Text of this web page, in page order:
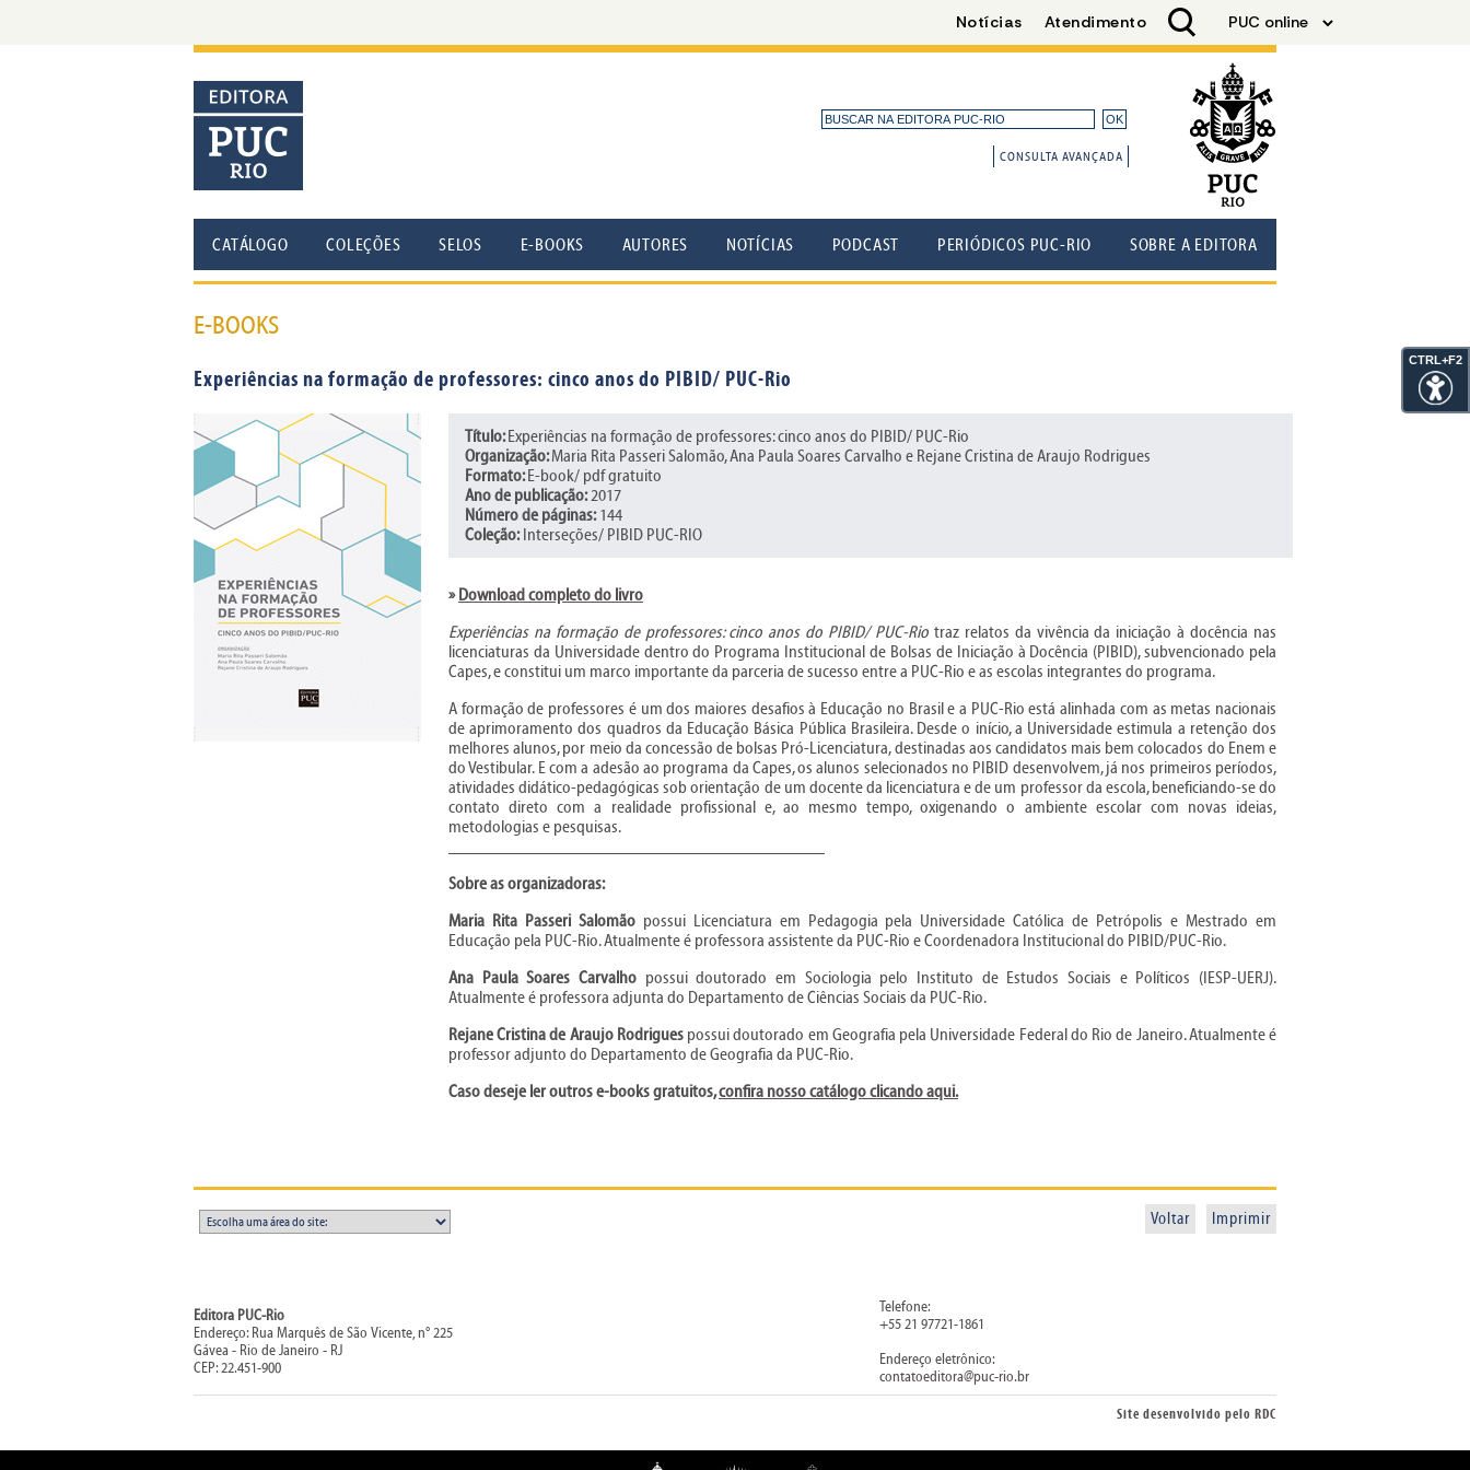
CTRL+F2
CONSULTA AVANÇADA
CATÁLOGO COLEÇÕES SELOS E-BOOKS AUTORES NOTÍCIAS PODCAST PERIÓDICOS PUC-RIO SOBRE A EDITORA
E-BOOKS
Experiências na formação de professores: cinco anos do PIBID/ PUC-Rio
Título:Experiências na formação de professores: cinco anos do PIBID/ PUC-Rio
Organização:Maria Rita Passeri Salomão, Ana Paula Soares Carvalho e Rejane Cristina de Araujo Rodrigues
Formato:E-book/ pdf gratuito
Ano de publicação:2017
Número de páginas:144
Coleção:Interseções/ PIBID PUC-RIO
»Download completo do livro
Experiências na formação de professores: cinco anos do PIBID/ PUC-Rio traz relatos da vivência da iniciação à docência nas
licenciaturas da Universidade dentro do Programa Institucional de Bolsas de Iniciação à Docência (PIBID), subvencionado pela
Capes, e constitui um marco importante da parceria de sucesso entre a PUC-Rio e as escolas integrantes do programa.
A formação de professores é um dos maiores desafios à Educação no Brasil e a PUC-Rio está alinhada com as metas nacionais
de aprimoramento dos quadros da Educação Básica Pública Brasileira. Desde o início, a Universidade estimula a retenção dos
melhores alunos, por meio da concessão de bolsas Pró-Licenciatura, destinadas aos candidatos mais bem colocados do Enem e
do Vestibular. E com a adesão ao programa da Capes, os alunos selecionados no PIBID desenvolvem, já nos primeiros períodos,
atividades didático-pedagógicas sob orientação de um docente da licenciatura e de um professor da escola, beneficiando-se do
contato direto com a realidade profissional e, ao mesmo tempo, oxigenando o ambiente escolar com novas ideias,
metodologias e pesquisas.
Sobre as organizadoras:
Maria Rita Passeri Salomãopossui Licenciatura em Pedagogia pela Universidade Católica de Petrópolis e Mestrado em
Educação pela PUC-Rio. Atualmente é professora assistente da PUC-Rio e Coordenadora Institucional do PIBID/PUC-Rio.
Ana Paula Soares Carvalho possui doutorado em Sociologia pelo Instituto de Estudos Sociais e Políticos (IESP-UERJ).
Atualmente é professora adjunta do Departamento de Ciências Sociais da PUC-Rio.
Rejane Cristina de Araujo Rodriguespossui doutorado em Geografia pela Universidade Federal do Rio de Janeiro. Atualmente é
professor adjunto do Departamento de Geografia da PUC-Rio.
Caso deseje ler outros e-books gratuitos,confira nosso catálogo clicando aqui.
Imprimir
Voltar
Editora PUC-Rio
Endereço: Rua Marquês de São Vicente, n° 225
Gávea - Rio de Janeiro - RJ
CEP: 22.451-900
Telefone:
+55 21 97721-1861
Endereço eletrônico:
contatoeditora@puc-rio.br
Site desenvolvido pelo RDC